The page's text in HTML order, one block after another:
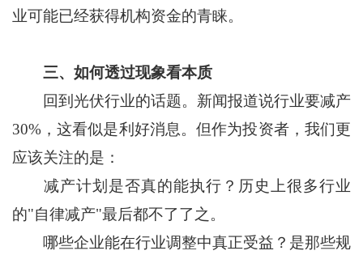
业可能已经获得机构资金的青睐。
三、如何透过现象看本质
回到光伏行业的话题。新闻报道说行业要减产
30%，这看似是利好消息。但作为投资者，我们更
应该关注的是：
减产计划是否真的能执行？历史上很多行业
的"自律减产"最后都不了了之。
哪些企业能在行业调整中真正受益？是那些规